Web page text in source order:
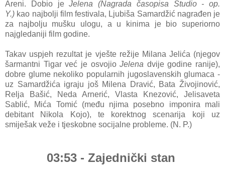
Areni. Dobio jeJelena (Nagrada časopisa Studio - op.
Y.) kao najbolji film festivala, Ljubiša Samardžić nagrađen je
za najbolju mušku ulogu, a u kinima je bio superiorno
najgledaniji film godine.
Takav uspjeh rezultat je vješte režije Milana Jelića (njegov
šarmantni Tigar već je osvojioJelena dvije godine ranije),
dobre glume nekoliko popularnih jugoslavenskih glumaca -
uz Samardžića igraju još Milena Dravić, Bata Živojinović,
Relja Bašić, Neda Arnerić, Vlasta Knezović, Jelisaveta
Sablić, Mića Tomić (među njima posebno imponira mali
debitant Nikola Kojo), te korektnog scenarija koji uz
smiješak veže i tjeskobne socijalne probleme. (N. P.)
03:53 - Zajednički stan